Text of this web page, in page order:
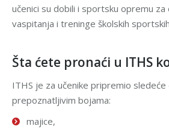
učenici su dobili i sportsku opremu za
vaspitanja i treninge školskih
Šta ćete pronaći u ITHS
ITHS je za učenike pripremio
prepoznatljivim bojama:
majice,